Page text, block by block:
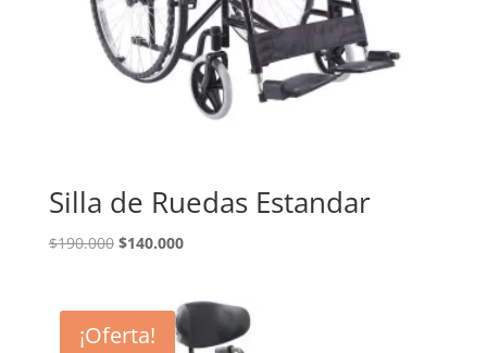
Silla de Ruedas Estandar
$190.000 El
era:
$190.000.
$140.000El
es:
$140.000.
¡Oferta!